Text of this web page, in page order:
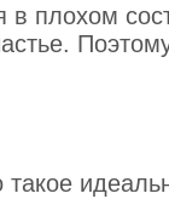
в плохом
такое